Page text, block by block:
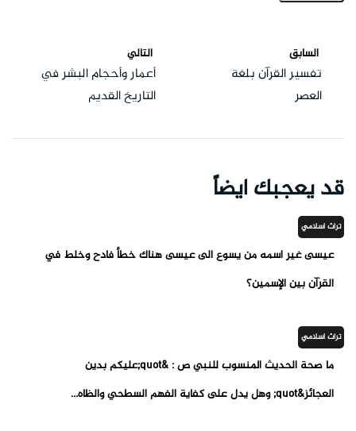
السابق
تفسير القرآن بلغة
العصر
التالي
أعمار وأحجام البشر في
التاريخ القديم
قد يعجبك ايضاً
تراث اسلامي
عيسى غير اسمه من يسوع الى عيسى هناك خطأ فادح وخلط في
القرآن بين الإسمين؟
تراث اسلامي
ما صحة الحديث المنسوب للنبي ص : &quot;عليكم بدين
العجائز&quot; وهل يدل على كفاية الفهم السطحي والظاه...